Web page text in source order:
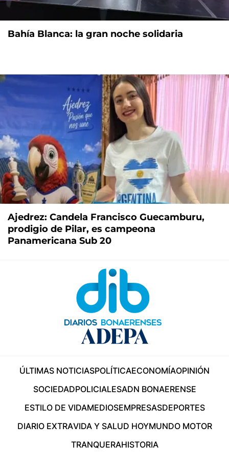
Bahía Blanca: la gran noche solidaria
Ajedrez: Candela Francisco Guecamburu,
prodigio de Pilar, es campeona
Panamericana Sub 20
ÚLTIMAS NOTICIASPOLÍTICAECONOMÍAOPINIÓN
SOCIEDADPOLICIALESADN BONAERENSE
ESTILO DE VIDAMEDIOSEMPRESASDEPORTES
DIARIO EXTRAVIDA Y SALUD HOYMUNDO MOTOR
TRANQUERAHISTORIA